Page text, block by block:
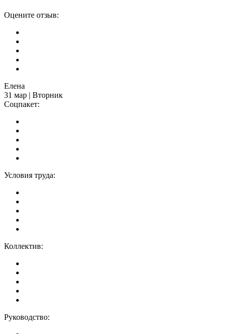
Оцените отзыв:
Елена
31 мар | Вторник
Соцпакет:
Условия труда:
Коллектив:
Руководство: